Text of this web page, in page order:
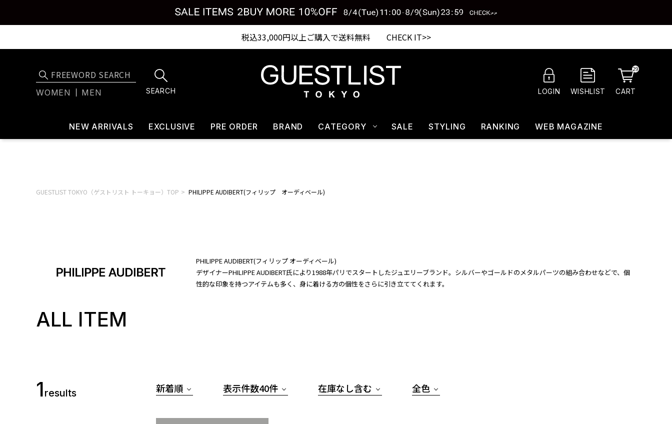
税込33,000円以上ご購入で送料無料 CHECK IT>>
WOMEN MEN SEARCH LOGIN WISHLIST CART
29
NEW ARRIVALS EXCLUSIVE PRE ORDER BRAND CATEGORY SALE STYLING RANKING WEB MAGAZINE
GUESTLIST TOKYO（ゲストリスト トーキョー）TOP PHILIPPE AUDIBERT(フィリップ オーディベール)
PHILIPPE AUDIBERT(フィリップ オーディベール)
デザイナーPHILIPPE AUDIBERT氏により1988年パリでスタートしたジュエリーブランド。シルバーやゴールドのメタルパーツの組み合わせなどで、個
性的な印象を持つアイテムも多く、身に着ける方の個性をさらに引き立ててくれます。
ALL ITEM
1results 新着順 表示件数40件 在庫なし含む 全色